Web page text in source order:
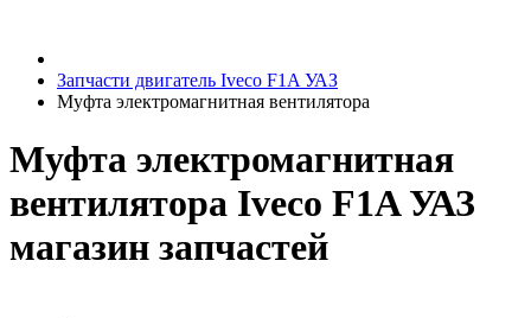
Запчасти двигатель Iveco F1A УАЗ
Муфта электромагнитная вентилятора
Муфта электромагнитная
вентилятора Iveco F1A УАЗ
магазин запчастей